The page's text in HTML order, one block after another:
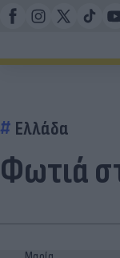
Ελλάδα
Φωτιά